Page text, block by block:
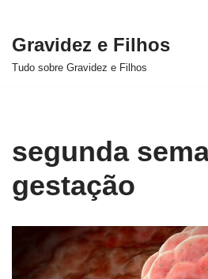
Pular
Gravidez e Filhos
Tudo sobre Gravidez e Filhos
segunda
gestação